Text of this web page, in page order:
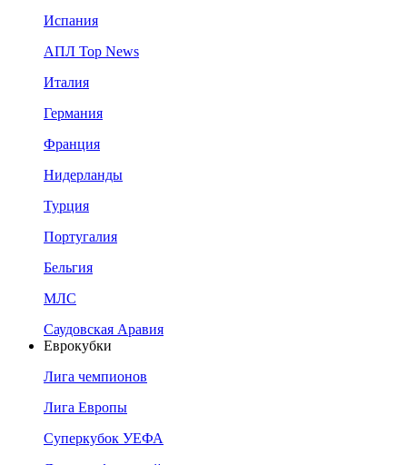
Испания
АПЛ Top News
Италия
Германия
Франция
Нидерланды
Турция
Португалия
Бельгия
МЛС
Саудовская Аравия
Еврокубки
Лига чемпионов
Лига Европы
Суперкубок УЕФА